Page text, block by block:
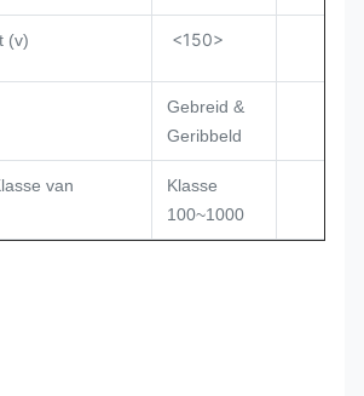
(v) <150>
Gebreid &
Geribbeld
van
Klasse
100~1000